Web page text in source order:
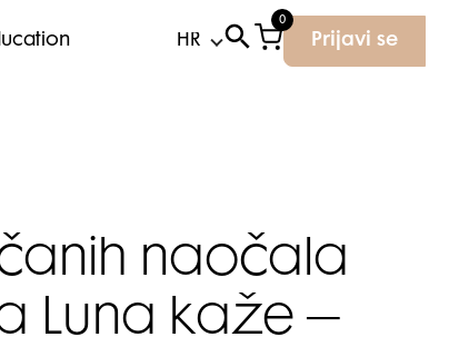
0
Prijavi se
naočala
Luna kaže –